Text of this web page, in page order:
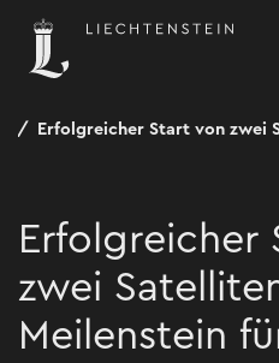
Erfolgreicher Start von zwei
Erfolgreicher
zwei
Meilenstein